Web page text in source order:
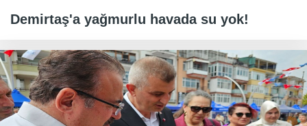
Demirtaş'a yağmurlu havada su yok!